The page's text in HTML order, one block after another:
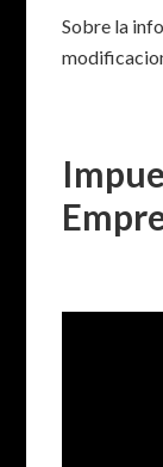
Sobre la